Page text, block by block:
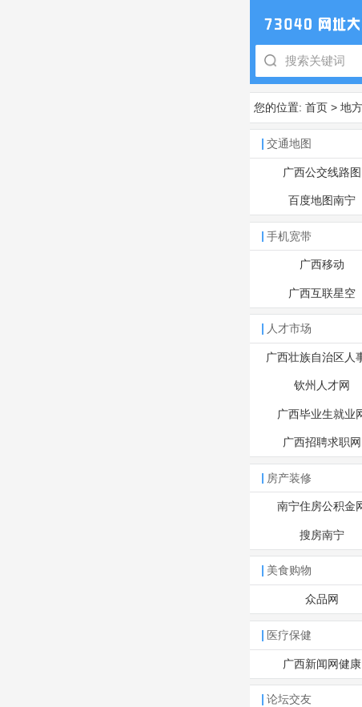
您的位置: 首页 > 地
交通地图
广西公交线路图
百度地图南宁
手机宽带
广西移动
广西互联星空
人才市场
广西壮族自治区人
钦州人才网
广西毕业生就业
广西招聘求职网
房产装修
南宁住房公积金
搜房南宁
美食购物
众品网
医疗保健
广西新闻网健康
论坛交友